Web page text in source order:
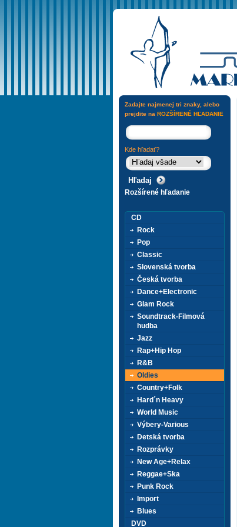
Zadajte najmenej tri znaky, alebo
prejdite na ROZŠÍRENÉ HĽADANIE
Kde hľadať?
Rozšírené hľadanie
CD
Rock
Pop
Classic
Slovenská tvorba
Česká tvorba
Dance+Electronic
Glam Rock
Soundtrack-Filmová
hudba
Jazz
Rap+Hip Hop
R&B
Oldies
Country+Folk
Hard´n Heavy
World Music
Výbery-Various
Detská tvorba
Rozprávky
New Age+Relax
Reggae+Ska
Punk Rock
Import
Blues
DVD